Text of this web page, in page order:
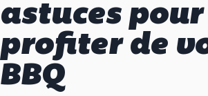
astuces pour
profiter de
BBQ